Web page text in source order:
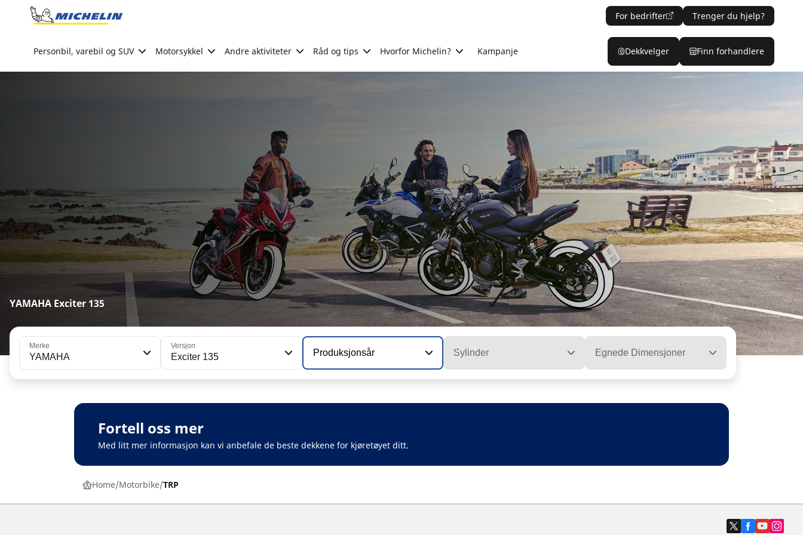
Go to page content
For bedrifter Trenger du hjelp?
Personbil, varebil og SUV Motorsykkel Andre aktiviteter Råd og tips Hvorfor Michelin? Kampanje Dekkvelger Finn forhandlere
YAMAHA Exciter 135
Merke
YAMAHA
Versjon
Exciter 135 Produksjonsår Sylinder Egnede Dimensjoner
Fortell oss mer
Med litt mer informasjon kan vi anbefale de beste dekkene for kjøretøyet ditt.
Home Motorbike TRP